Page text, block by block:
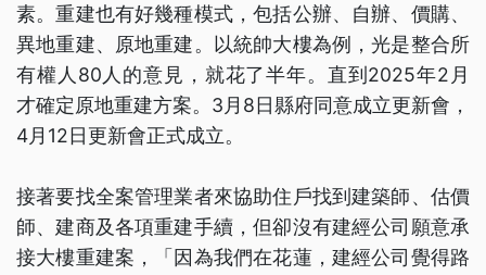
素。重建也有好幾種模式，包括公辦、自辦、價購、
異地重建、原地重建。以統帥大樓為例，光是整合所
有權人80人的意見，就花了半年。直到2025年2月
才確定原地重建方案。3月8日縣府同意成立更新會，
4月12日更新會正式成立。
接著要找全案管理業者來協助住戶找到建築師、估價
師、建商及各項重建手續，但卻沒有建經公司願意承
接大樓重建案，「因為我們在花蓮，建經公司覺得路